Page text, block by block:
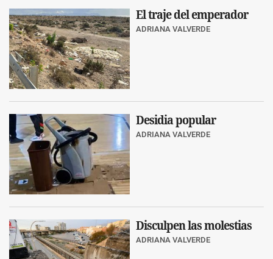
El traje del emperador
ADRIANA VALVERDE
Desidia popular
ADRIANA VALVERDE
Disculpen las molestias
ADRIANA VALVERDE